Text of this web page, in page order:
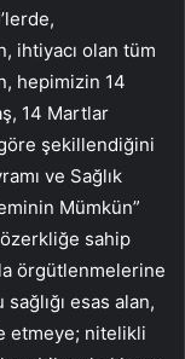
ihtiyacı olan tüm
hepimizin 14
14 Martlar
şekillendiğini
ve Sağlık
Mümkün”
sahip
örgütlenmelerine
esas alan,
etmeye; nitelikli